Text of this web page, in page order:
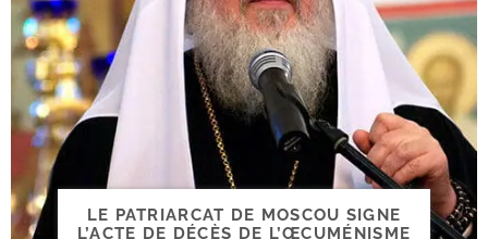
LE PATRIARCAT DE MOSCOU SIGNE
L’ACTE DE DÉCÈS DE L’ŒCUMÉNISME